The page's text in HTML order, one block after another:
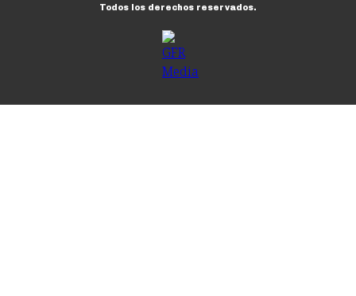
Todos los derechos reservados.